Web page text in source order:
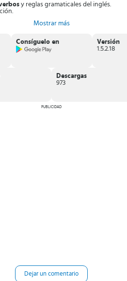
y reglas gramaticales del inglés.
desde su nivel básico hasta el
Mostrar más
Consíguelo en
Versión
1.5.2.18
Descargas
973
PUBLICIDAD
Dejar un comentario